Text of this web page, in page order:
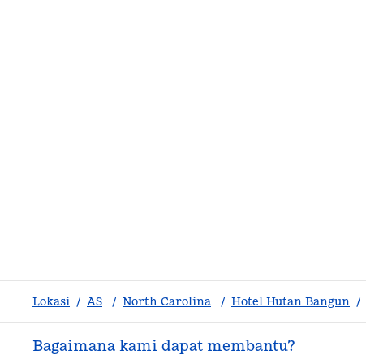
Lokasi / AS / North Carolina / Hotel Hutan Bangun /
Bagaimana kami dapat membantu?